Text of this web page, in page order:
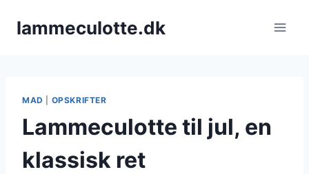
lammeculotte.dk
MAD OPSKRIFTER
Lammeculotte til jul, en
klassisk ret